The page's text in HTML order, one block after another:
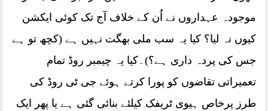
موجودہ عہداروں نے اُن کے خلاف آج تک کوئی ایکشن
کیوں نہ لیا؟ کیا یہ سب ملی بھگت نہیں ہے (کچھ تو ہے
جس کی پردہ داری ہے؟)۔کیا یہ چیمبر روڈ تمام
تعمیراتی تقاضوں کو پورا کرتے ہوئے جی ٹی روڈ کی
طرز پرخاص ہیوی ٹریفک کیلئے بنائی گئی ہے یا پھر ایک